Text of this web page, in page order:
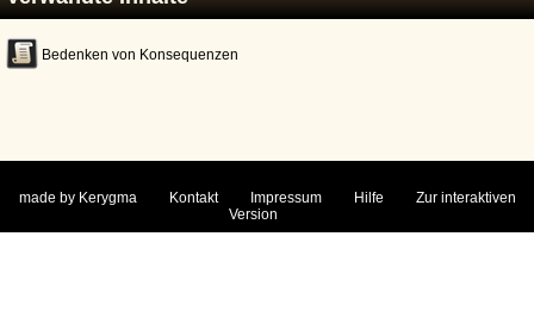
Be­den­ken von Kon­se­quen­zen
made by Kerygma Kontakt Impressum Hilfe
Zur interaktiven
Version